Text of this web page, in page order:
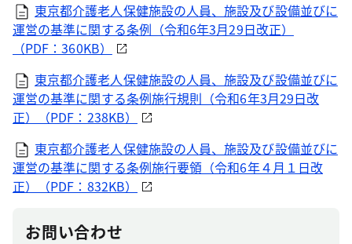
東京都介護老人保健施設の人員、施設及び設備並びに
運営の基準に関する条例（令和6年3月29日改正）
（PDF：360KB）
東京都介護老人保健施設の人員、施設及び設備並びに
運営の基準に関する条例施行規則（令和6年3月29日改
正）（PDF：238KB）
東京都介護老人保健施設の人員、施設及び設備並びに
運営の基準に関する条例施行要領（令和6年４月１日改
正）（PDF：832KB）
お問い合わせ